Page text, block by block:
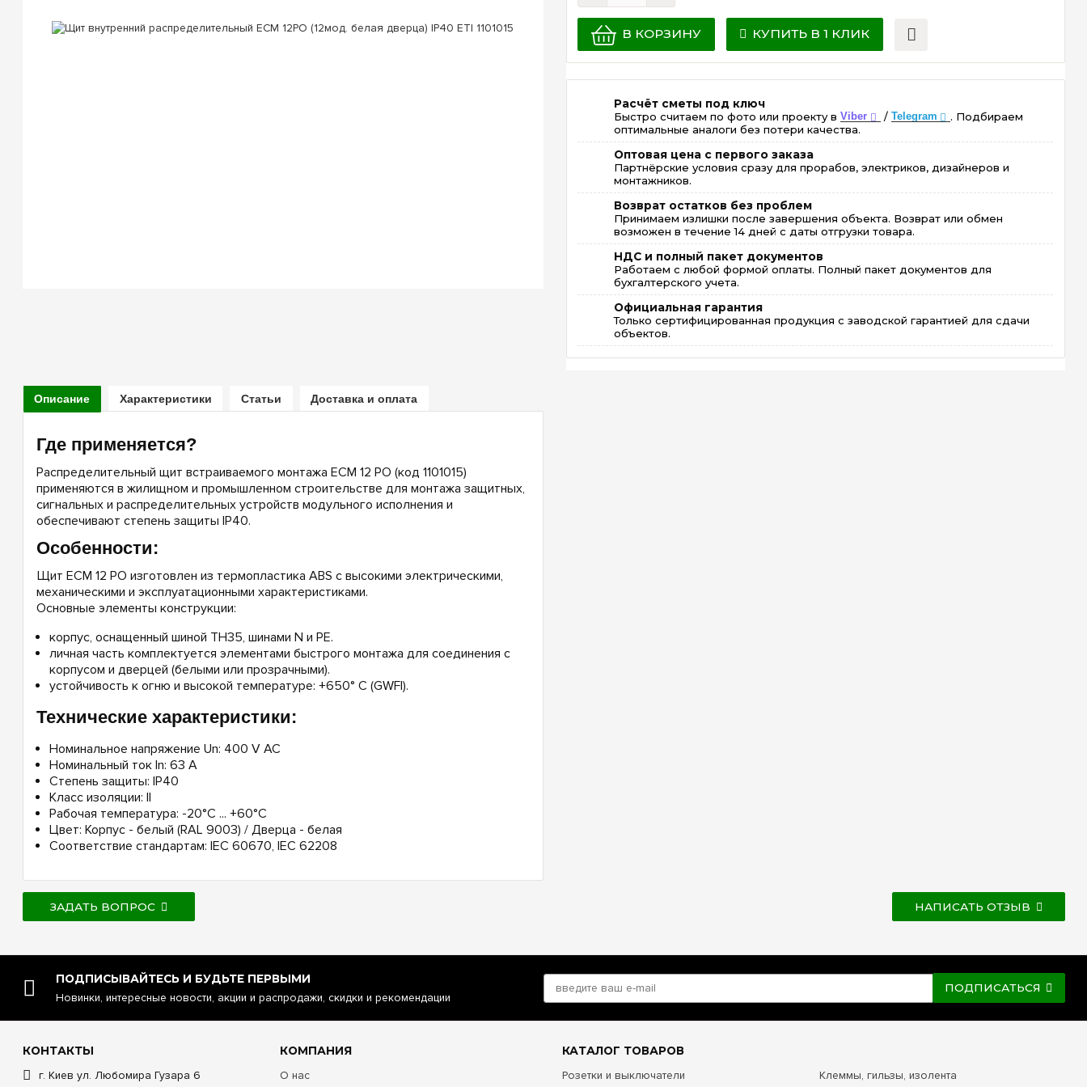
В КОРЗИНУ КУПИТЬ В 1 КЛИК
Расчёт сметы под ключ
Быстро считаем по фото или проекту вViber / Telegram
. Подбираем
оптимальные аналоги без потери качества.
Оптовая цена с первого заказа
Партнёрские условия сразу для прорабов, электриков, дизайнеров и
монтажников.
Возврат остатков без проблем
Принимаем излишки после завершения объекта. Возврат или обмен
возможен в течение 14 дней с даты отгрузки товара.
НДС и полный пакет документов
Работаем с любой формой оплаты. Полный пакет документов для
бухгалтерского учета.
Официальная гарантия
Только сертифицированная продукция с заводской гарантией для сдачи
объектов.
Описание Характеристики Статьи Доставка и оплата
Где применяется?
Распределительный щит встраиваемого монтажа ECM 12 PO (код 1101015)
применяются в жилищном и промышленном строительстве для монтажа защитных,
сигнальных и распределительных устройств модульного исполнения и
обеспечивают степень защиты IP40.
Особенности:
Щит ECM 12 PO изготовлен из термопластика ABS с высокими электрическими,
механическими и эксплуатационными характеристиками.
Основные элементы конструкции:
корпус, оснащенный шиной TH35, шинами N и PE.
личная часть комплектуется элементами быстрого монтажа для соединения с
корпусом и дверцей (белыми или прозрачными).
устойчивость к огню и высокой температуре: +650° С (GWFI).
Технические характеристики:
Номинальное напряжение Un: 400 V AC
Номинальный ток In: 63 А
Степень защиты: IP40
Класс изоляции: II
Рабочая температура: -20°C ... +60°C
Цвет: Корпус - белый (RAL 9003) / Дверца - белая
Соответствие стандартам: IEC 60670, IEC 62208
ЗАДАТЬ ВОПРОС НАПИСАТЬ ОТЗЫВ
ПОДПИСЫВАЙТЕСЬ И БУДЬТЕ ПЕРВЫМИ
Новинки, интересные новости, акции и распродажи, скидки и рекомендации
ПОДПИСАТЬСЯ
КОНТАКТЫ
г. Киев ул. Любомира Гузара 6
КОМПАНИЯ
О нас
КАТАЛОГ ТОВАРОВ
Розетки и выключатели Клеммы, гильзы, изолента